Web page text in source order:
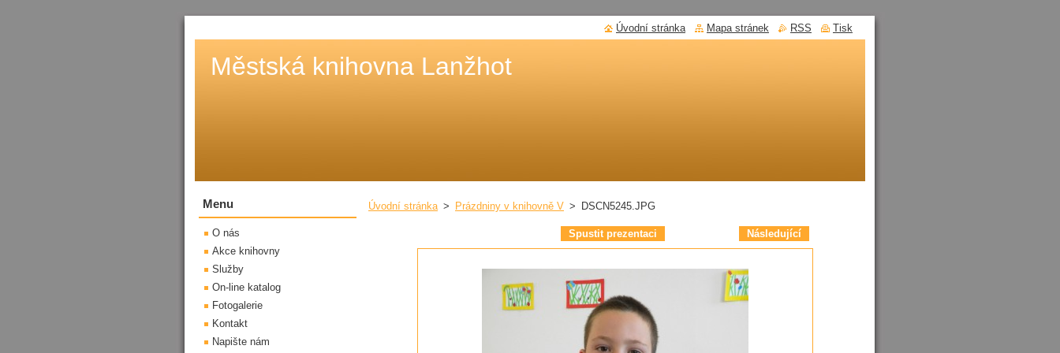
Městská knihovna Lanžhot
Úvodní stránka > Prázdniny v knihovně V > DSCN5245.JPG
Spustit prezentaci Následující
Menu
O nás
Akce knihovny
Služby
On-line katalog
Fotogalerie
Kontakt
Napište nám
Úvodní stránka Mapa stránek RSS Tisk